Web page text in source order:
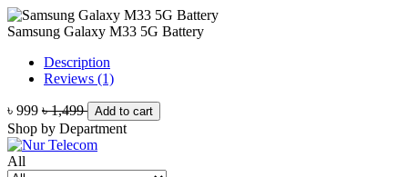
Samsung Galaxy M33 5G Battery
Description
Reviews (1)
৳ 999 ৳ 1,499 Add to cart
Shop by Department
All